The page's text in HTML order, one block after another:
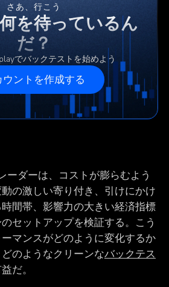
さあ、行こう
を待っているん
だ？
でバックテストを始めよう
ウントを作成する
ーダーは、コストが膨らむよう
の激しい寄り付き、引けにかけ
間帯、影響力の大きい経済指標
セットアップを検証する。こう
マンスがどのように変化するか
のようなクリーンなバックテス
だ。